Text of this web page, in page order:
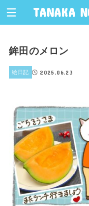
TANAKA
鉾田のメロン
絵日記 2025.06.23